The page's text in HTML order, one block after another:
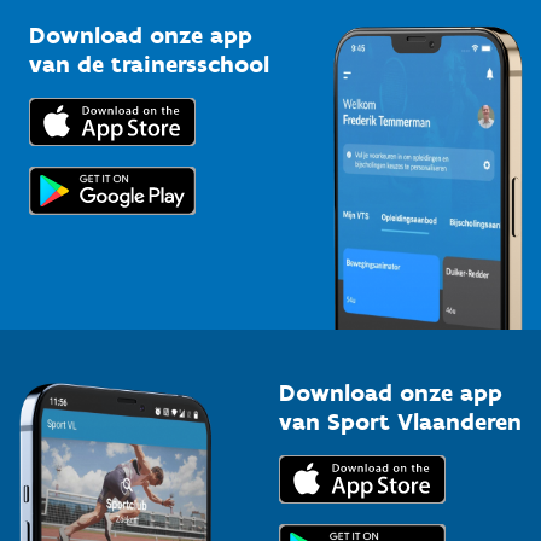
Bedrijven
Trainers en begeleiders
Topsporters
Kennisplatform
Downloads
Voor de pers
Download onze app
van de trainersschool
Download onze app
van Sport Vlaanderen